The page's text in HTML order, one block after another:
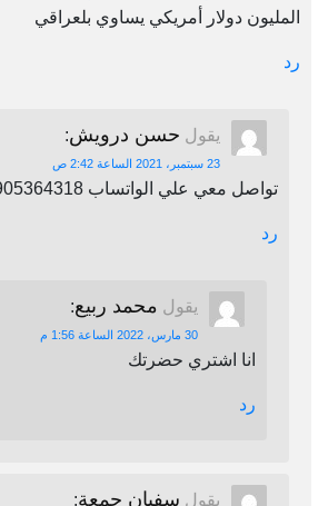
المليون دولار أمريكي يساوي بلعراقي
رد
يقول حسن درويش:
23 سبتمبر، 2021 الساعة 2:42 ص
تواصل معي علي الواتساب 00249905364318
رد
يقول محمد ربيع:
30 مارس، 2022 الساعة 1:56 م
انا اشتري حضرتك
رد
يقول سفيان جمعة: